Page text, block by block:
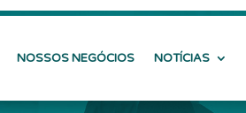
NOSSOS NEGÓCIOS NOTÍCIAS